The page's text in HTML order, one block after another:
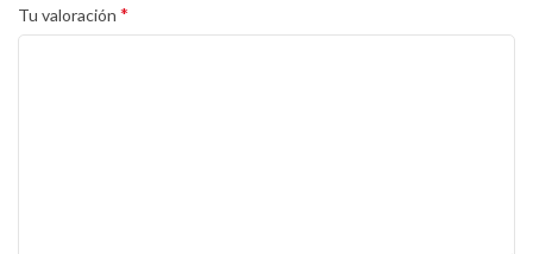
Tu valoración *